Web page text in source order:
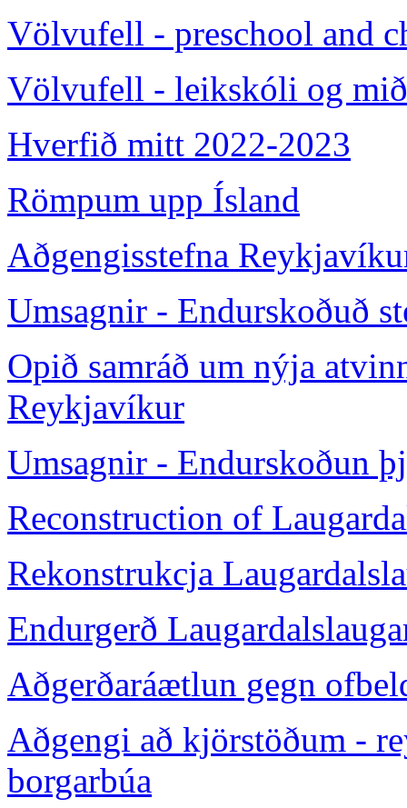
Völvufell - preschool and
Völvufell - leikskóli og
Hverfið mitt 2022-2023
Römpum upp Ísland
Aðgengisstefna
Umsagnir - Endurskoðuð
Opið samráð um nýja
Reykjavíkur
Umsagnir - Endurskoðun
Reconstruction of
Rekonstrukcja
Endurgerð
Aðgerðaráætlun gegn
Aðgengi að kjörstöðum -
borgarbúa